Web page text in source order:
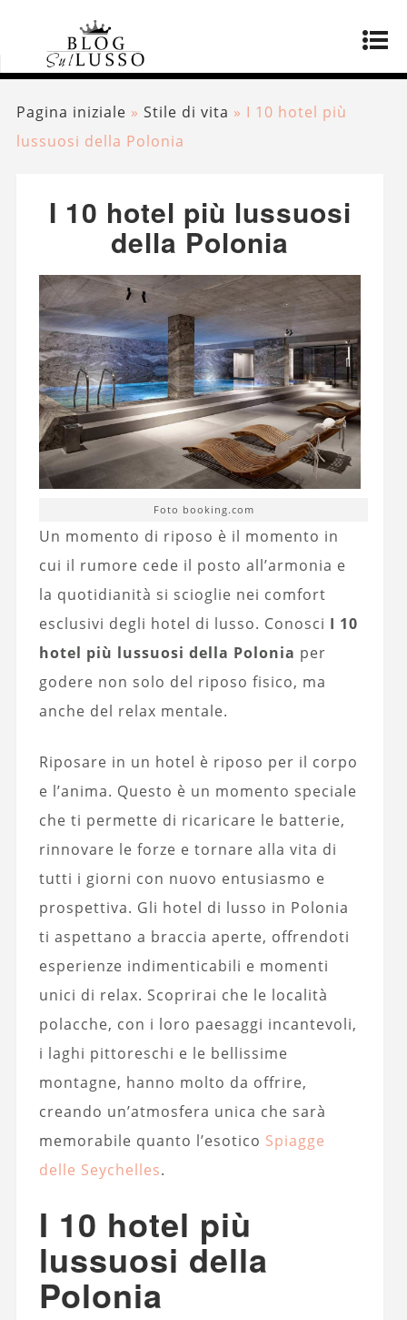
Pagina iniziale » Stile di vita » I 10 hotel più
lussuosi della Polonia
I 10 hotel più lussuosi
della Polonia
Foto booking.com
Un momento di riposo è il momento in
cui il rumore cede il posto all’armonia e
la quotidianità si scioglie nei comfort
esclusivi degli hotel di lusso. Conosci I 10
hotel più lussuosi della Polonia per
godere non solo del riposo fisico, ma
anche del relax mentale.
Riposare in un hotel è riposo per il corpo
e l’anima. Questo è un momento speciale
che ti permette di ricaricare le batterie,
rinnovare le forze e tornare alla vita di
tutti i giorni con nuovo entusiasmo e
prospettiva. Gli hotel di lusso in Polonia
ti aspettano a braccia aperte, offrendoti
esperienze indimenticabili e momenti
unici di relax. Scoprirai che le località
polacche, con i loro paesaggi incantevoli,
i laghi pittoreschi e le bellissime
montagne, hanno molto da offrire,
creando un’atmosfera unica che sarà
memorabile quanto l’esotico Spiagge
delle Seychelles.
I 10 hotel più
lussuosi della
Polonia